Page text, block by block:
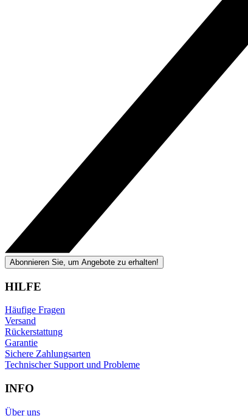
Abonnieren Sie, um Angebote zu erhalten!
HILFE
Häufige Fragen
Versand
Rückerstattung
Garantie
Sichere Zahlungsarten
Technischer Support und Probleme
INFO
Über uns